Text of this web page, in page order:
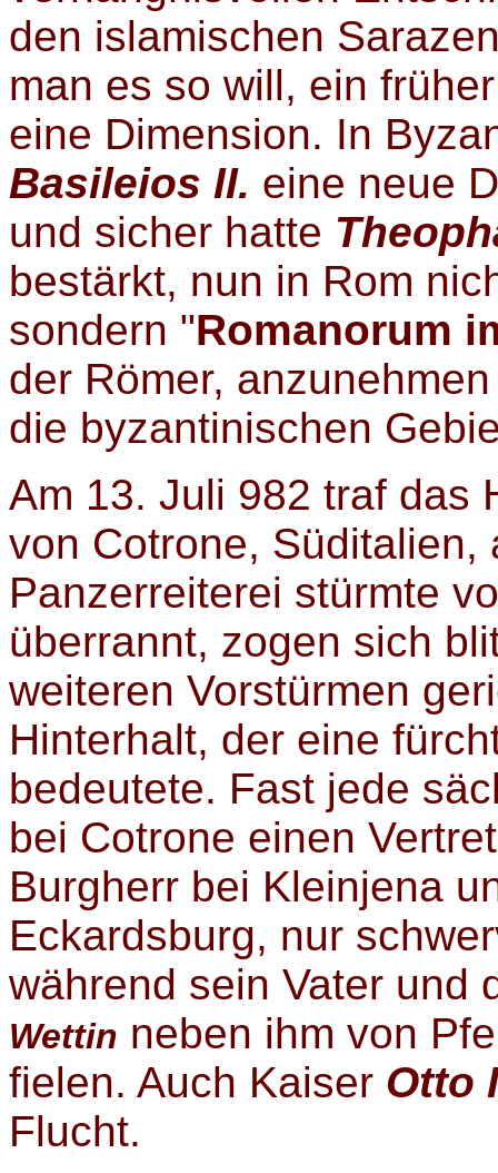
den islamischen
man es so will, ein
eine Dimension. In
Basileios II. eine neue
und sicher hatte
bestärkt, nun in Rom
sondern "Romanorum
der Römer,
die byzantinischen
Am 13. Juli 982 traf das
von Cotrone, Süditalien,
Panzerreiterei stürmte
überrannt, zogen sich
weiteren Vorstürmen
Hinterhalt, der eine
bedeutete. Fast jede
bei Cotrone einen
Burgherr bei Kleinjena
Eckardsburg, nur
während sein Vater und
Wettin neben ihm von
fielen. Auch Kaiser Otto
Flucht.